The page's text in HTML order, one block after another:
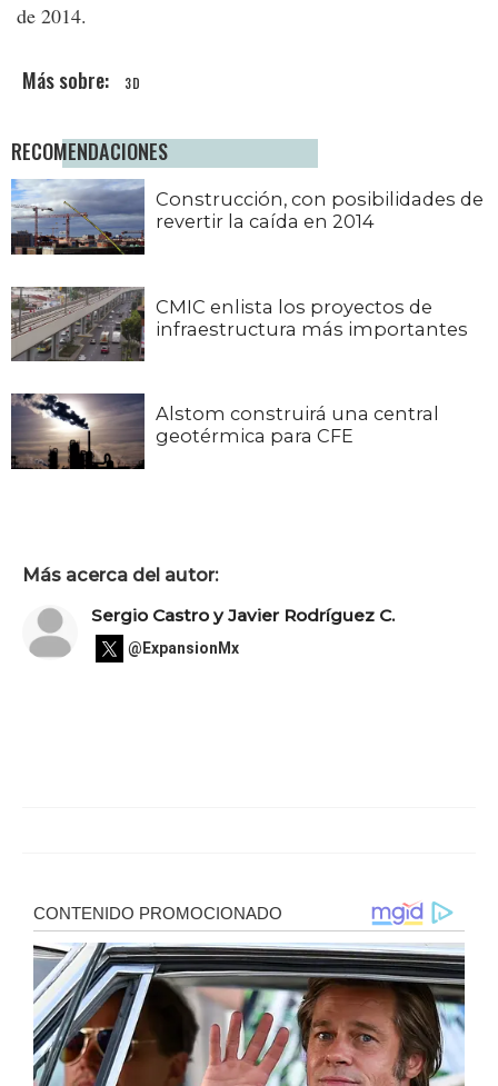
de 2014.
3D
RECOMENDACIONES
Construcción, con posibilidades de
revertir la caída en 2014
CMIC enlista los proyectos de
infraestructura más importantes
Alstom construirá una central
geotérmica para CFE
Más acerca del autor:
Sergio Castro y Javier Rodríguez C.
@ExpansionMx